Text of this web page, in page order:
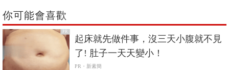
你可能會喜歡
PR
起床就先做件事，沒三天小腹就不見
了! 肚子一天天變小！
PR・新素簡